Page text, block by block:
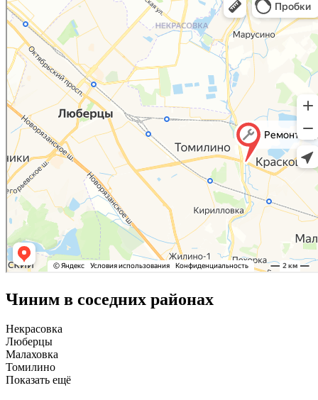
Чиним в соседних районах
Некрасовка
Люберцы
Малаховка
Томилино
Показать ещё